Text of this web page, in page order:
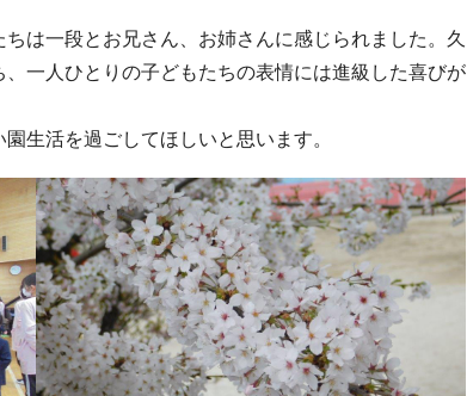
は一段とお兄さん、お姉さんに感じられました。久
一人ひとりの子どもたちの表情には進級した喜びが
生活を過ごしてほしいと思います。